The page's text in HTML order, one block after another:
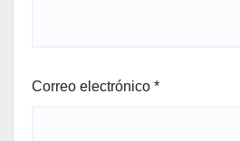
Correo electrónico *